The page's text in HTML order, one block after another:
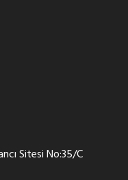
Sitesi No:35/C